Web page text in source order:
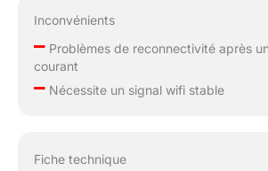
un
ImoLaza
play avec des
Inconvénients
–Problèmes de reconnectivité après
courant
–Nécessite un signal wifi stable
Fiche technique